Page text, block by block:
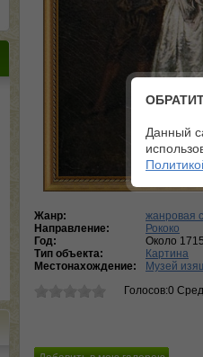
Жанр:
жанровая
Направление:
Рококо
Год:
Около 1715
Тип объекта:
Картина
Местонахождение:
Музей
Голосов:0
Данный